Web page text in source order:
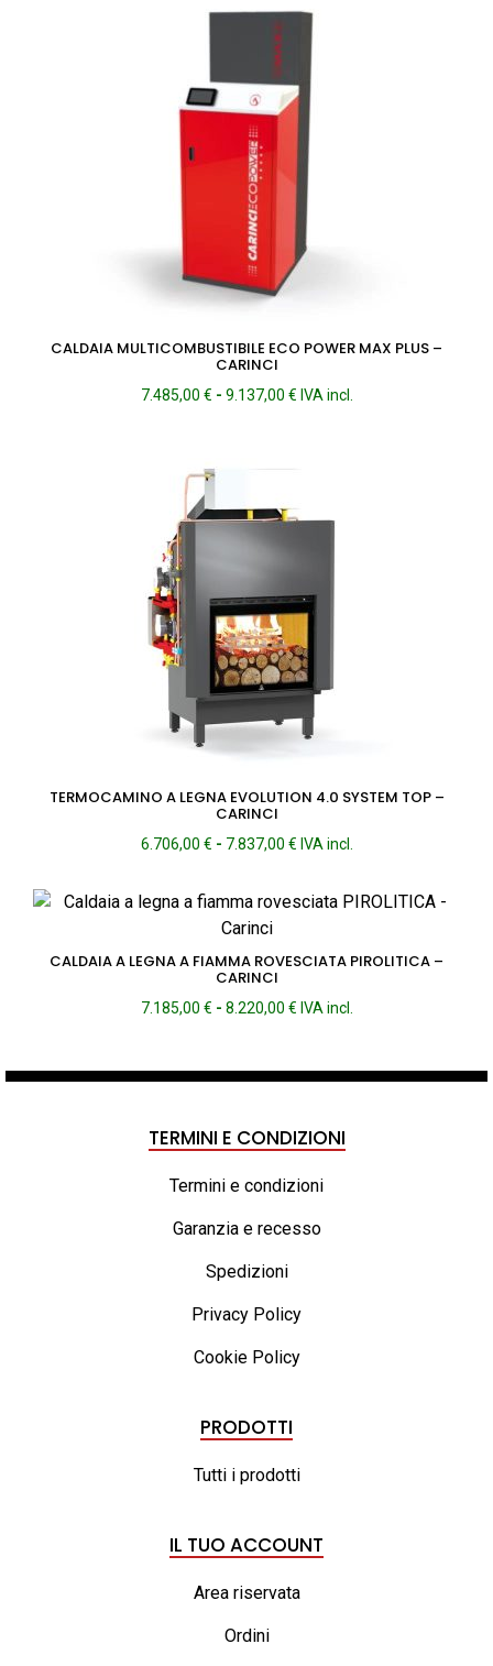
da
8.340,00 €
9.992,00 €
CALDAIA MULTICOMBUSTIBILE ECO POWER MAX PLUS –
CARINCI
7.485,00 € - 9.137,00 €Fascia
9.137,00 €
IVA incl.
TERMOCAMINO A LEGNA EVOLUTION 4.0 SYSTEM TOP –
CARINCI
6.706,00 € - 7.837,00 €Fascia
da
a
IVA incl.
CALDAIA A LEGNA A FIAMMA ROVESCIATA PIROLITICA –
CARINCI
7.185,00 € - 8.220,00 €Fascia
da
8.220,00 €
IVA incl.
TERMINI E CONDIZIONI
Termini e condizioni
Garanzia e recesso
Spedizioni
Privacy Policy
Cookie Policy
PRODOTTI
Tutti i prodotti
IL TUO ACCOUNT
Area riservata
Ordini